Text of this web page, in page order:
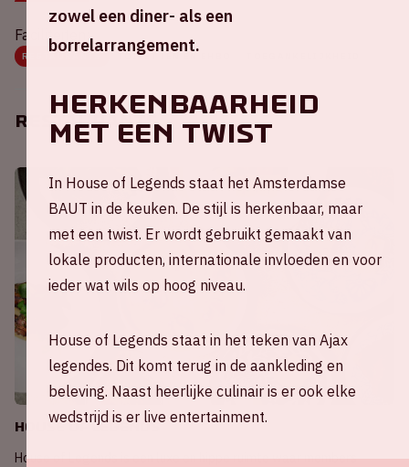
Faciliteiten:
RESTAURANTS TOILETTEN EN EHBO
Restaurants
House of Legends
House of Legends is een luxe en hippe ruimte waar members
zowel een diner- als een
borrelarrangement.
Herkenbaarheid
met een twist
In House of Legends staat het Amsterdamse
BAUT in de keuken. De stijl is herkenbaar, maar
met een twist. Er wordt gebruikt gemaakt van
lokale producten, internationale invloeden en voor
ieder wat wils op hoog niveau.
House of Legends staat in het teken van Ajax
legendes. Dit komt terug in de aankleding en
beleving. Naast heerlijke culinair is er ook elke
wedstrijd is er live entertainment.